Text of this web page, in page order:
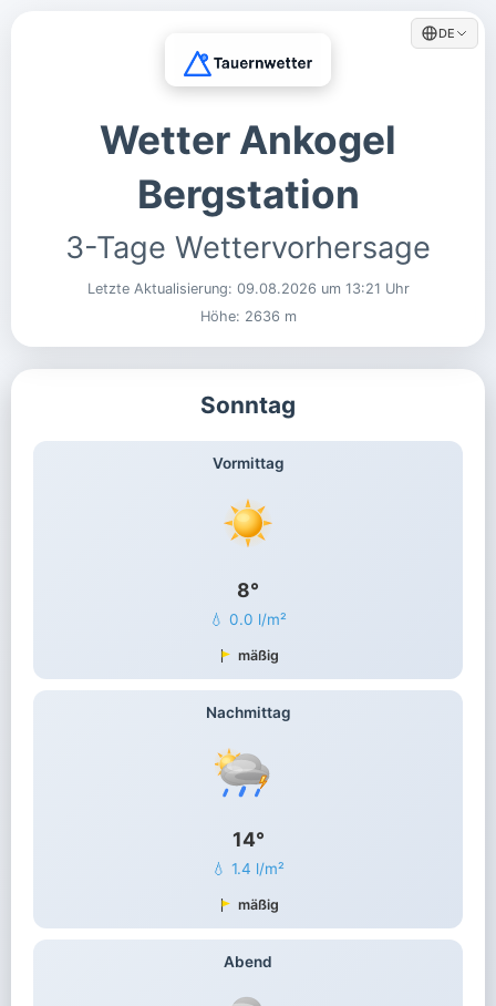
DE
Wetter Ankogel
Bergstation
3-Tage Wettervorhersage
Letzte Aktualisierung: 09.08.2026 um 13:21 Uhr
Höhe: 2636 m
Sonntag
Vormittag
8°
💧 0.0 l/m²
mäßig
Nachmittag
14°
💧 1.4 l/m²
mäßig
Abend